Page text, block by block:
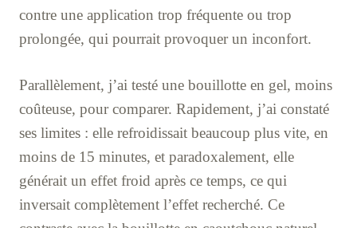
contre une application trop fréquente ou trop
prolongée, qui pourrait provoquer un inconfort.
Parallèlement, j’ai testé une bouillotte en gel, moins
coûteuse, pour comparer. Rapidement, j’ai constaté
ses limites : elle refroidissait beaucoup plus vite, en
moins de 15 minutes, et paradoxalement, elle
générait un effet froid après ce temps, ce qui
inversait complètement l’effet recherché. Ce